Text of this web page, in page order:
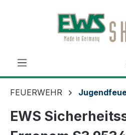
Zum Hauptinhalt springen
FEUERWEHR
EWS